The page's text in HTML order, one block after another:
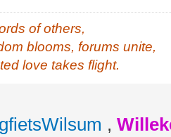
of others,
blooms, forums unite,
love takes flight.
,